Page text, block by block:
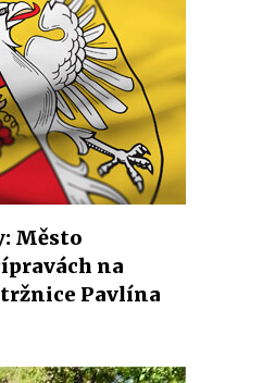
Město
na
Pavlína